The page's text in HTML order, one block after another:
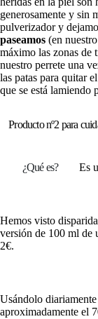
generosamente y sin
pulverizador y
paseamos (en
máximo las zonas de
nuestro perrete una
las patas para quitar
que se está lamiendo
Producto nº2 para
¿Qué es? Es
Hemos visto
versión de 100 ml de
2€.
Usándolo
aproximadamente el